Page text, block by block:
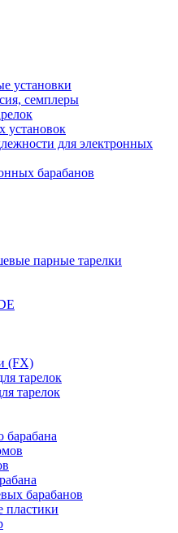
установки
семплеры
установок
для электронных
барабанов
парные тарелки
(FX)
тарелок
тарелок
барабана
барабанов
пластики